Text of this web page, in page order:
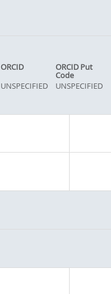
ORCID ORCID Put
Code
UNSPECIFIED UNSPECIFIED